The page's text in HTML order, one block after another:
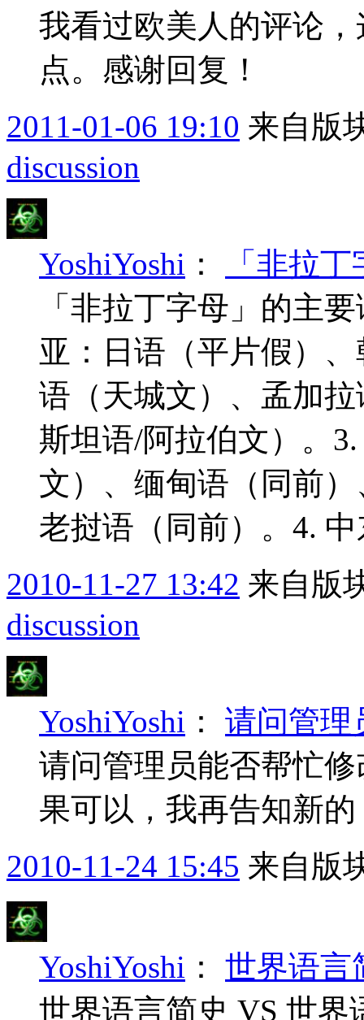
我看过欧美人的评论
点。感谢回复！
2011-01-06 19:10 来自版
discussion
YoshiYoshi ：
「非拉
「非拉丁字母」的主
亚：日语（平片假）
语（天城文）、孟加
斯坦语/阿拉伯文）。
文）、缅甸语（同前
老挝语（同前）。4.
2010-11-27 13:42 来自版
discussion
YoshiYoshi ： 请问管理
请问管理员能否帮忙
果可以，我再告知新
2010-11-24 15:45 来自版
YoshiYoshi ： 世界语言
世界语言简史 VS 世